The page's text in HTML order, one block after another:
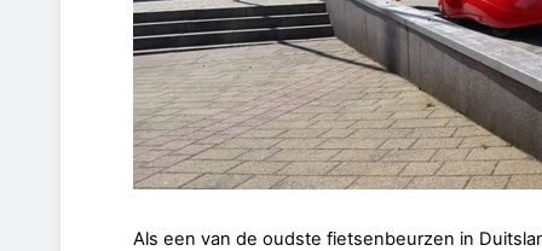
Als een van de oudste fietsenbeurzen in